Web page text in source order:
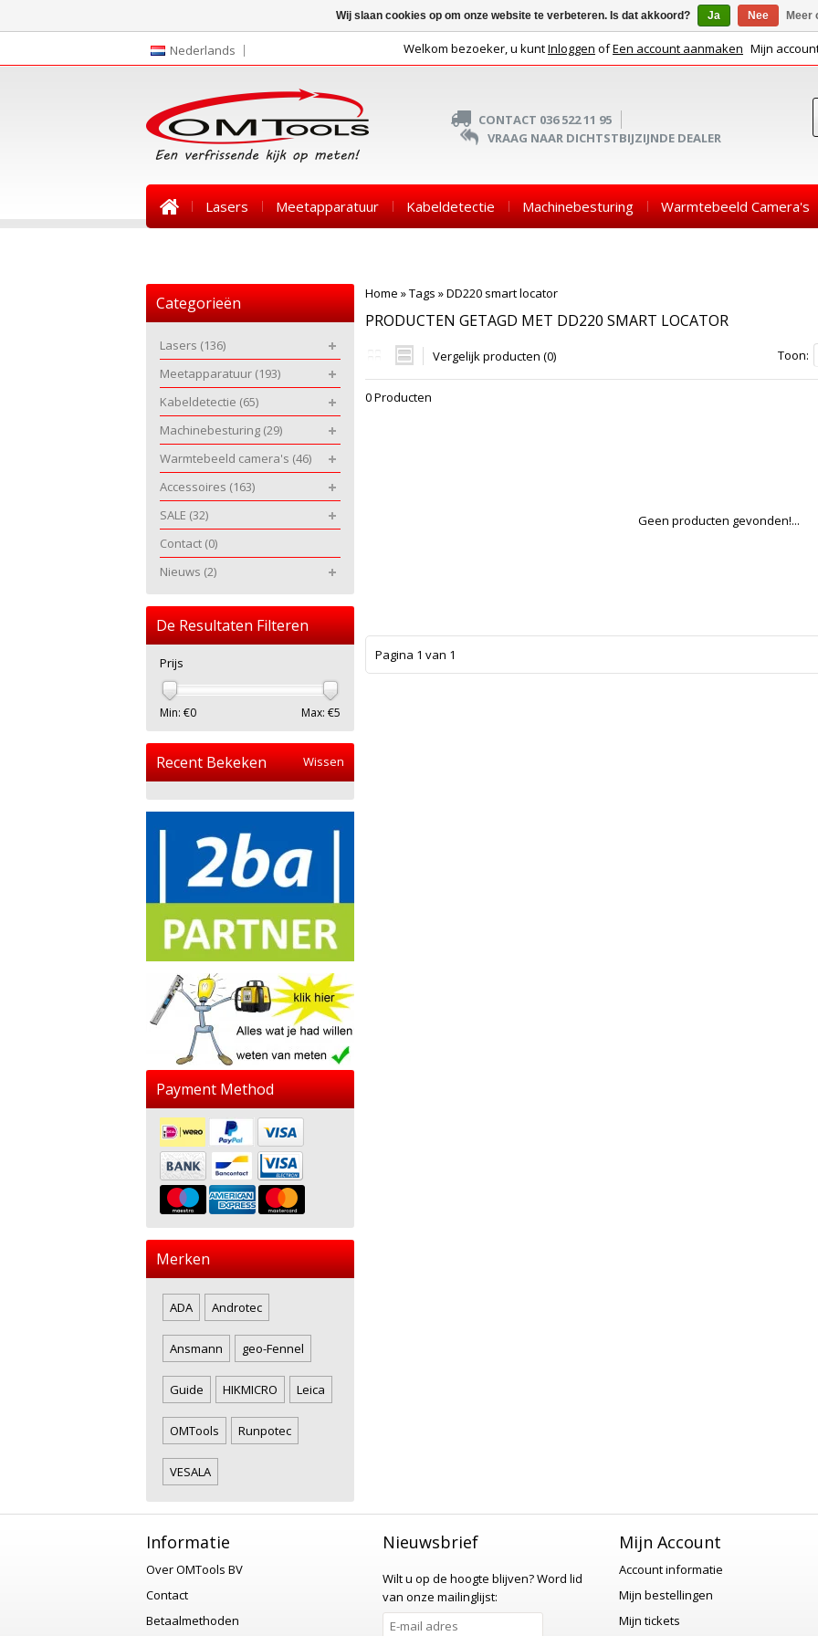
Nederlands Welkom bezoeker, u kuntInloggen ofEen account aanmaken Mijn
CONTACT 036 522 11 95
VRAAG NAAR DICHTSTBIJZIJNDE DEALER
Lasers Meetapparatuur Kabeldetectie Machinebesturing Warmtebeeld Camera's
Home »Tags »DD220 smart locator
PRODUCTEN GETAGD MET DD220 SMART LOCATOR
Vergelijk producten (0) Toon:
0 Producten
Geen producten gevonden!...
Pagina 1 van 1
Categorieën
Lasers (136)
Meetapparatuur (193)
Kabeldetectie (65)
Machinebesturing (29)
Warmtebeeld camera's (46)
Accessoires (163)
SALE (32)
Contact (0)
Nieuws (2)
De Resultaten Filteren
Prijs
Min: €0 Max: €5
Recent Bekeken Wissen
Payment Method
Merken
ADA Androtec
Ansmann geo-Fennel
Guide HIKMICRO Leica
OMTools Runpotec
VESALA
Informatie
Over OMTools BV
Contact
Betaalmethoden
Nieuwsbrief
Wilt u op de hoogte blijven?Word lid
van onze mailinglijst:
Mijn Account
Account informatie
Mijn bestellingen
Mijn tickets
Wij slaan cookies op om onze website te verbeteren. Is dat akkoord? Ja Nee Meer